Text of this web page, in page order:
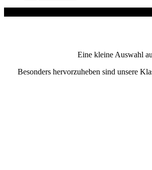
Eine kleine Auswahl
Besonders hervorzuheben sind unsere